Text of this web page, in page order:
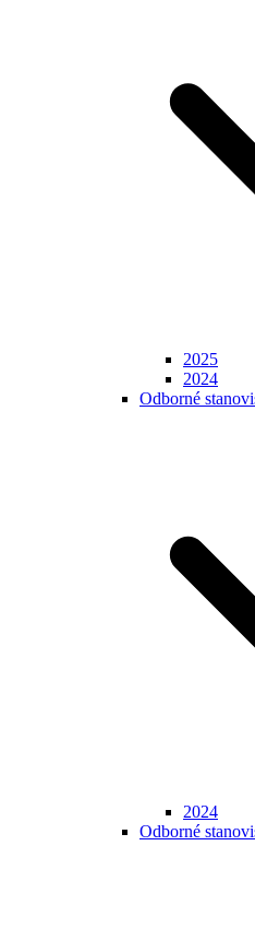
2025
2024
Odborné
2024
Odborné